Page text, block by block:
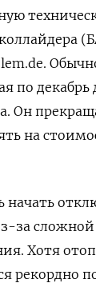
по декабрь
Он
на
начать
за
Хотя
рекордно